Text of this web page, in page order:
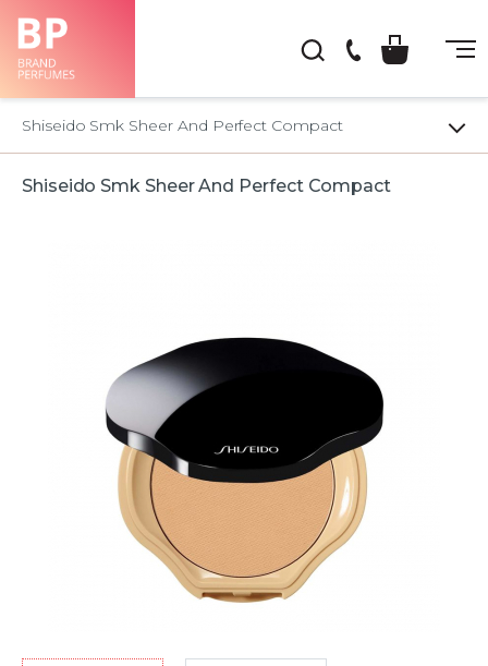
Shiseido Smk Sheer And Perfect Compact
Shiseido Smk Sheer And Perfect Compact